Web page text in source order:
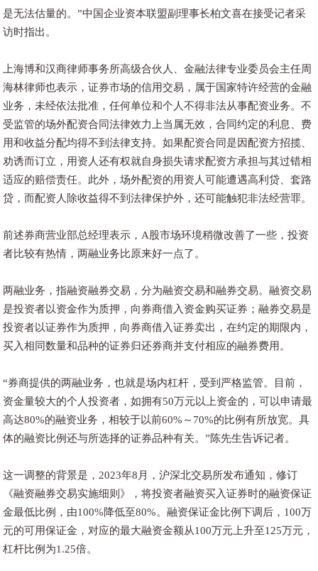
是无法估量的。”中国企业资本联盟副理事长柏文喜在接受记者采
访时指出。
上海博和汉商律师事务所高级合伙人、金融法律专业委员会主任周
海林律师也表示，证券市场的信用交易，属于国家特许经营的金融
业务，未经依法批准，任何单位和个人不得非法从事配资业务。不
受监管的场外配资合同法律效力上当属无效，合同约定的利息、费
用和收益分配均得不到法律支持。如果配资合同是因配资方招揽、
劝诱而订立，用资人还有权就自身损失请求配资方承担与其过错相
适应的赔偿责任。此外，场外配资的用资人可能遭遇高利贷、套路
贷，而配资人除收益得不到法律保护外，还可能触犯非法经营罪。
前述券商营业部总经理表示，A股市场环境稍微改善了一些，投资
者比较有热情，两融业务比原来好一点了。
两融业务，指融资融券交易，分为融资交易和融券交易。融资交易
是投资者以资金作为质押，向券商借入资金购买证券；融券交易是
投资者以证券作为质押，向券商借入证券卖出，在约定的期限内，
买入相同数量和品种的证券归还券商并支付相应的融券费用。
“券商提供的两融业务，也就是场内杠杆，受到严格监管。目前，
资金量较大的个人投资者，如拥有50万元以上资金的，可以申请最
高达80%的融资业务，相较于以前60%～70%的比例有所放宽。具
体的融资比例还与所选择的证券品种有关。”陈先生告诉记者。
这一调整的背景是，2023年8月，沪深北交易所发布通知，修订
《融资融券交易实施细则》，将投资者融资买入证券时的融资保证
金最低比例，由100%降低至80%。融资保证金比例下调后，100万
元的可用保证金，对应的最大融资金额从100万元上升至125万元，
杠杆比例为1.25倍。